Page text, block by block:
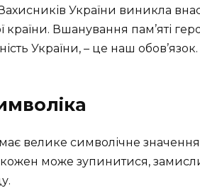
України виникла
країни. Вшанування пам’яті
України, – це наш обов’язок.
велике символічне
кожен може зупинитися,